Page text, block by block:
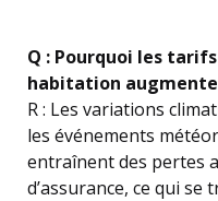
Q : Pourquoi les
habitation
R : Les variations
les événements
entraînent des pertes
d’assurance, ce qui